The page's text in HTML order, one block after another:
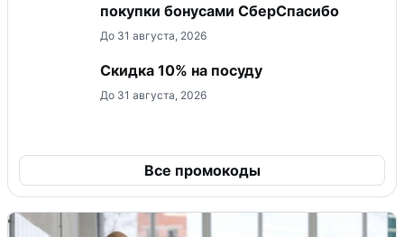
покупки бонусами СберСпасибо
До 31 августа, 2026
Скидка 10% на посуду
До 31 августа, 2026
Все промокоды